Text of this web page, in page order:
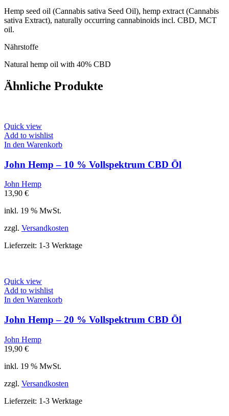
Hemp seed oil (Cannabis sativa Seed Oil), hemp extract (Cannabis
sativa Extract), naturally occurring cannabinoids incl. CBD, MCT
oil.
Nährstoffe
Natural hemp oil with 40% CBD
Ähnliche Produkte
Quick view
Add to wishlist
In den Warenkorb
John Hemp – 10 % Vollspektrum CBD Öl
John Hemp
13,90 €
inkl. 19 % MwSt.
zzgl. Versandkosten
Lieferzeit: 1-3 Werktage
Quick view
Add to wishlist
In den Warenkorb
John Hemp – 20 % Vollspektrum CBD Öl
John Hemp
19,90 €
inkl. 19 % MwSt.
zzgl. Versandkosten
Lieferzeit: 1-3 Werktage